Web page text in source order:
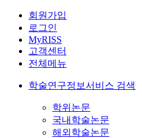
회원가입
로그인
MyRISS
고객센터
전체메뉴
학술연구정보서비스 검색
학위논문
국내학술논문
해외학술논문